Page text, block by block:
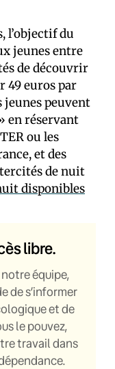
l’objectif du
jeunes entre
de découvrir
49 euros par
jeunes peuvent
en réservant
ou les
et des
de nuit
disponibles
libre.
équipe,
de s’informer
et de
le pouvez,
travail dans